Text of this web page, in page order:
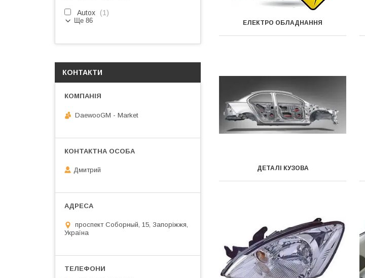
ЕЛЕКТРО ОБЛАДНАННЯ
ДЕТАЛІ КУЗОВА
Autox 1
Ще 86
КОНТАКТИ
DaewooGM - Market
Дмитрий
проспект Соборный, 15, Запоріжжя,
Україна